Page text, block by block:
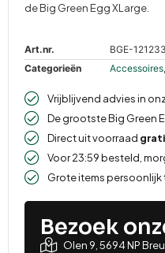
de Big Green Egg XLarge.
Art.nr.
BGE-121233
Categorieën
Accessoires,
Vrijblijvend advies in
De grootste Big Green
Direct uit voorraad
Voor 23:59 besteld,
Grote items
Bezoek
Olen 9, 5694 NP